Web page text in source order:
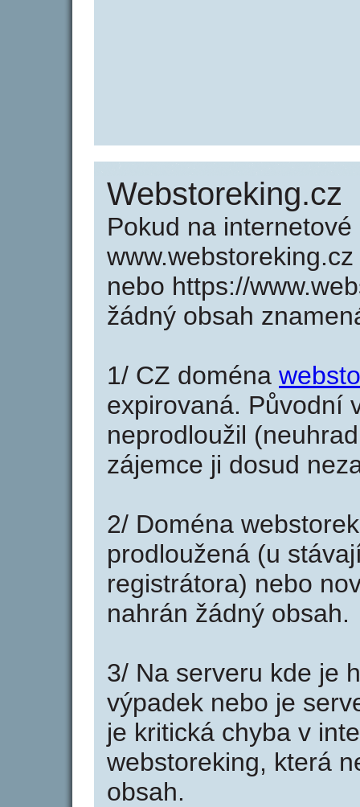
Webstoreking.cz
Pokud na internetové
nebo https://
žádný obsah
1/ CZ doména
expirovaná. Původní
neprodloužil
zájemce ji dosud
2/ Doména
prodloužená (u
registrátora) nebo
nahrán žádný obsah.
3/ Na serveru kde je
výpadek nebo je
je kritická chyba v
webstoreking, která
obsah.